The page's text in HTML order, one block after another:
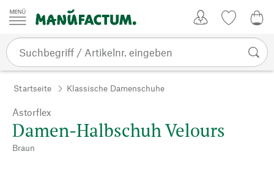
Zum Inhalt springen
Startseite Klassische Damenschuhe
Astorflex
Damen-Halbschuh Velours
Braun